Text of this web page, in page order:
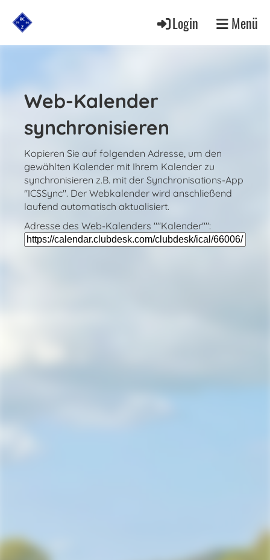
Login Menü
Web-Kalender
synchronisieren
Kopieren Sie auf folgenden Adresse, um den
gewählten Kalender mit Ihrem Kalender zu
synchronisieren z.B. mit der Synchronisations-App
"ICSSync". Der Webkalender wird anschließend
laufend automatisch aktualisiert.
Adresse des Web-Kalenders ""Kalender"":